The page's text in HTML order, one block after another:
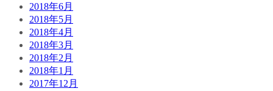
2018年6月
2018年5月
2018年4月
2018年3月
2018年2月
2018年1月
2017年12月